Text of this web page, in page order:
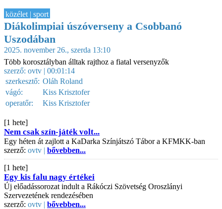
közélet | sport
Diákolimpiai úszóverseny a Csobbanó
Uszodában
2025. november 26., szerda 13:10
Több korosztályban álltak rajthoz a fiatal versenyzők
szerző: ovtv | 00:01:14
szerkesztő: Oláh Roland
vágó:
Kiss Krisztofer
operatőr:
Kiss Krisztofer
[1 hete]
Nem csak szín-játék volt...
Egy héten át zajlott a KaDarka Színjátszó Tábor a KFMKK-ban
szerző: ovtv | bővebben...
[1 hete]
Egy kis falu nagy értékei
Új előadássorozat indult a Rákóczi Szövetség Oroszlányi
Szervezetének rendezésében
szerző: ovtv | bővebben...